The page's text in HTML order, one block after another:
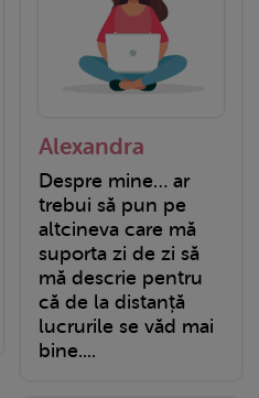
Alexandra
Despre mine… ar
trebui să pun pe
altcineva care mă
suporta zi de zi să
mă descrie pentru
că de la distanță
lucrurile se văd mai
bine....